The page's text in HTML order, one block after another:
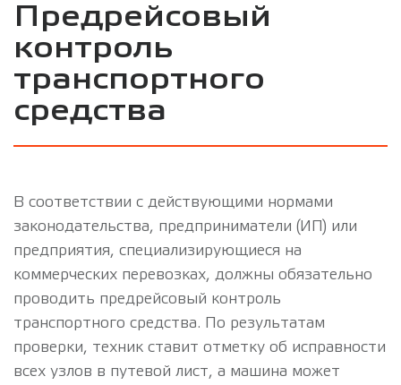
Предрейсовый
контроль
транспортного
средства
В соответствии с действующими нормами
законодательства, предприниматели (ИП) или
предприятия, специализирующиеся на
коммерческих перевозках, должны обязательно
проводить предрейсовый контроль
транспортного средства. По результатам
проверки, техник ставит отметку об исправности
всех узлов в путевой лист, а машина может